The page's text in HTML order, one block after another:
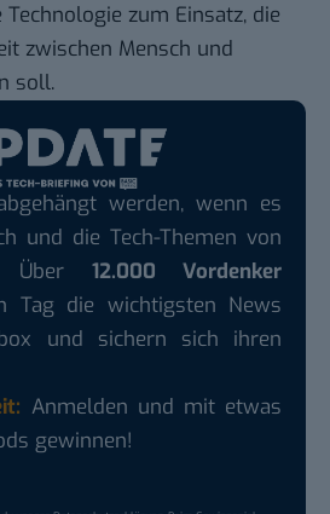
zum Einsatz, die
zwischen Mensch und
soll.
werden, wenn es
und die Tech-Themen von
Über 12.000 Vordenker
Tag die wichtigsten News
und sichern sich ihren
Anmelden und mit etwas
gewinnen!